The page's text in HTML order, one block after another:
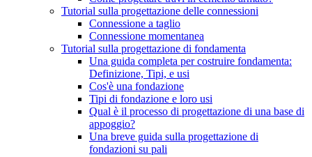
Tutorial sulla progettazione delle connessioni
Connessione a taglio
Connessione momentanea
Tutorial sulla progettazione di fondamenta
Una guida completa per costruire fondamenta:
Definizione, Tipi, e usi
Cos'è una fondazione
Tipi di fondazione e loro usi
Qual è il processo di progettazione di una base di
appoggio?
Una breve guida sulla progettazione di
fondazioni su pali